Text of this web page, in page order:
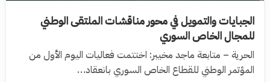
الجبايات والتمويل في محور مناقشات الملتقى الوطني
للمجال الخاص السوري
الحرية – متابعة ماجد مخيبر: اختتمت فعاليات اليوم الأول من
المؤتمر الوطني للقطاع الخاص السوري بانعقاد…